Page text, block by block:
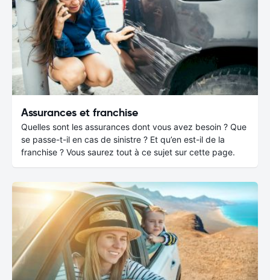
Assurances et franchise
Quelles sont les assurances dont vous avez besoin ? Que
se passe-t-il en cas de sinistre ? Et qu’en est-il de la
franchise ? Vous saurez tout à ce sujet sur cette page.